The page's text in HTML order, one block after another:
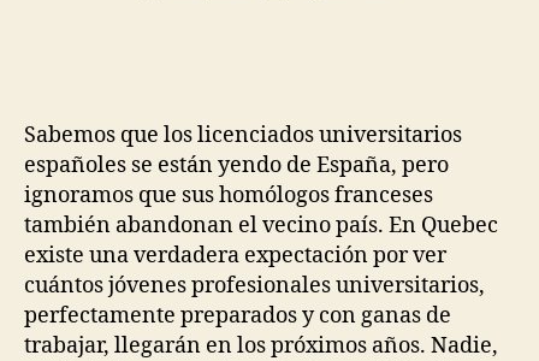
Sabemos que los licenciados universitarios
españoles se están yendo de España, pero
ignoramos que sus homólogos franceses
también abandonan el vecino país. En Quebec
existe una verdadera expectación por ver
cuántos jóvenes profesionales universitarios,
perfectamente preparados y con ganas de
trabajar, llegarán en los próximos años. Nadie,